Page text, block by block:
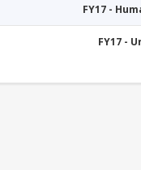
FY17 -
FY17 -